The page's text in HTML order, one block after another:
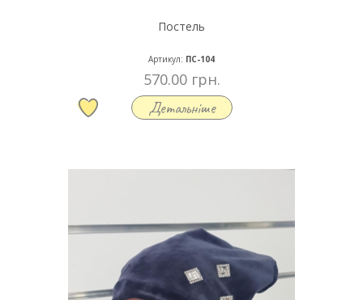
Постель
Артикул: ПС-104
570.00 грн.
Детальніше